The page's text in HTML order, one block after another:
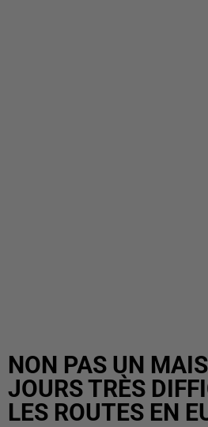
NON PAS UN
JOURS TRÈS
LES ROUTES EN